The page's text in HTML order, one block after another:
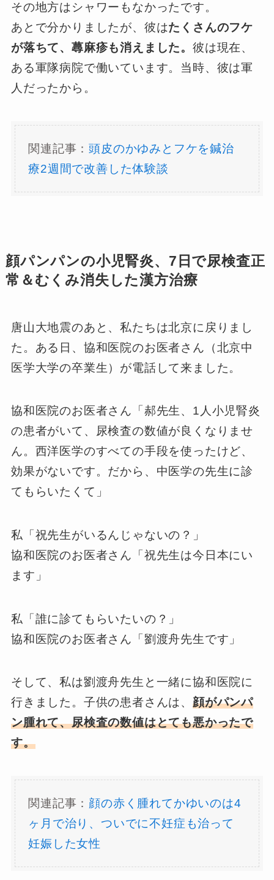
その地方はシャワーもなかったです。
あとで分かりましたが、彼はたくさんのフケ
が落ちて、蕁麻疹も消えました。 彼は現在、
ある軍隊病院で働いています。当時、彼は軍
人だったから。
関連記事：頭皮のかゆみとフケを鍼治
療2週間で改善した体験談
顔パンパンの小児腎炎、7日で尿検査正
常＆むくみ消失した漢方治療
唐山大地震のあと、私たちは北京に戻りまし
た。ある日、協和医院のお医者さん（北京中
医学大学の卒業生）が電話して来ました。
協和医院のお医者さん「郝先生、1人小児腎炎
の患者がいて、尿検査の数値が良くなりませ
ん。西洋医学のすべての手段を使ったけど、
効果がないです。だから、中医学の先生に診
てもらいたくて」
私「祝先生がいるんじゃないの？」
協和医院のお医者さん「祝先生は今日本にい
ます」
私「誰に診てもらいたいの？」
協和医院のお医者さん「劉渡舟先生です」
そして、私は劉渡舟先生と一緒に協和医院に
行きました。子供の患者さんは、 顔がパンパ
ン腫れて、尿検査の数値はとても悪かったで
す。
関連記事： 顔の赤く腫れてかゆいのは4
ヶ月で治り、ついでに不妊症も治って
妊娠した女性